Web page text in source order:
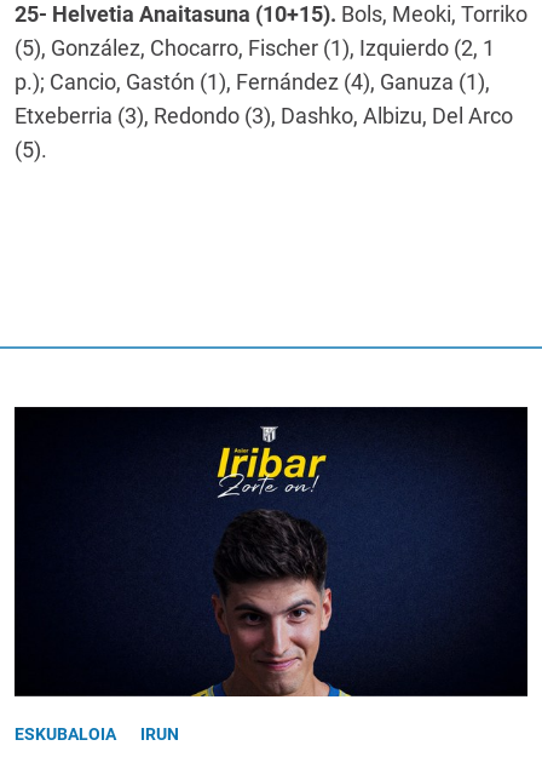
25- Helvetia Anaitasuna (10+15). Bols, Meoki, Torriko
(5), González, Chocarro, Fischer (1), Izquierdo (2, 1
p.); Cancio, Gastón (1), Fernández (4), Ganuza (1),
Etxeberria (3), Redondo (3), Dashko, Albizu, Del Arco
(5).
ESKUBALOIA IRUN